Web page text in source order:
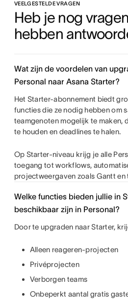
VEELGESTELDE VRAGEN
Heb je nog
hebben
Wat zijn de voordelen van
Personal naar Asana Starter?
Het Starter-abonnement biedt
functies die ze nodig hebben om
teamgenoten mogelijk te
te houden en deadlines te halen.
Op Starter-niveau krijg je alle
toegang tot workflows,
projectweergaven zoals Gantt en
Welke functies bieden jullie in
beschikbaar zijn in Personal?
Door te upgraden naar Starter,
Alleen reageren-projecten
Privéprojecten
Verborgen teams
Onbeperkt aantal gratis